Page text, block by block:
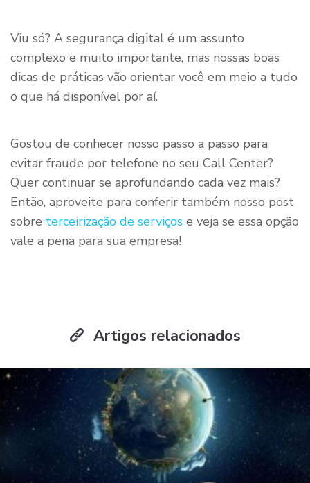
Viu só? A segurança digital é um assunto
complexo e muito importante, mas nossas boas
dicas de práticas vão orientar você em meio a tudo
o que há disponível por aí.
Gostou de conhecer nosso passo a passo para
evitar fraude por telefone no seu Call Center?
Quer continuar se aprofundando cada vez mais?
Então, aproveite para conferir também nosso post
sobre terceirização de serviços e veja se essa opção
vale a pena para sua empresa!
Artigos relacionados